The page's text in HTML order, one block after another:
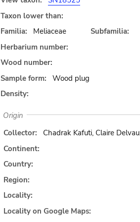
Taxon lower than:
Familia:
Meliaceae
Subfamilia:
Herbarium number:
Wood number:
Sample form:
Wood plug
Density:
Origin
Collector:
Chadrak Kafuti, Claire
Continent:
Country:
Region:
Locality:
Locality on Google Maps: